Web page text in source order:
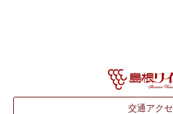
交通アク